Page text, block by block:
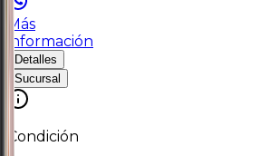
Más
información
Detalles
Sucursal
Condición